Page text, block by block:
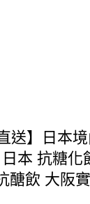
送】日本
本 抗糖化
醣飲 大阪